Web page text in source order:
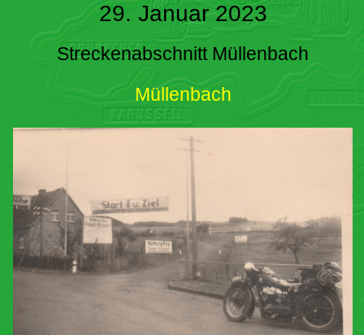
29. Januar 2023
Streckenabschnitt Müllenbach
Müllenbach